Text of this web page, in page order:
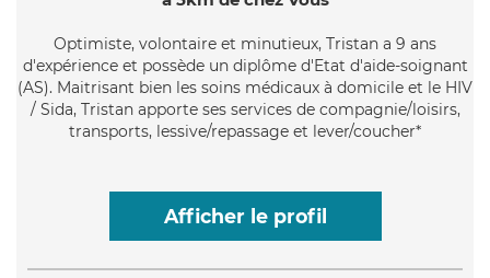
Optimiste, volontaire et minutieux, Tristan a 9 ans
d'expérience et possède un diplôme d'Etat d'aide-soignant
(AS). Maitrisant bien les soins médicaux à domicile et le HIV
/ Sida, Tristan apporte ses services de compagnie/loisirs,
transports, lessive/repassage et lever/coucher*
Afficher le profil